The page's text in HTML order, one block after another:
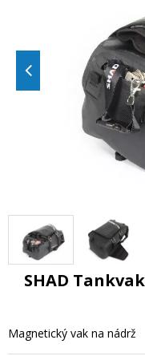
SHAD
Magnetický vak na nádrž